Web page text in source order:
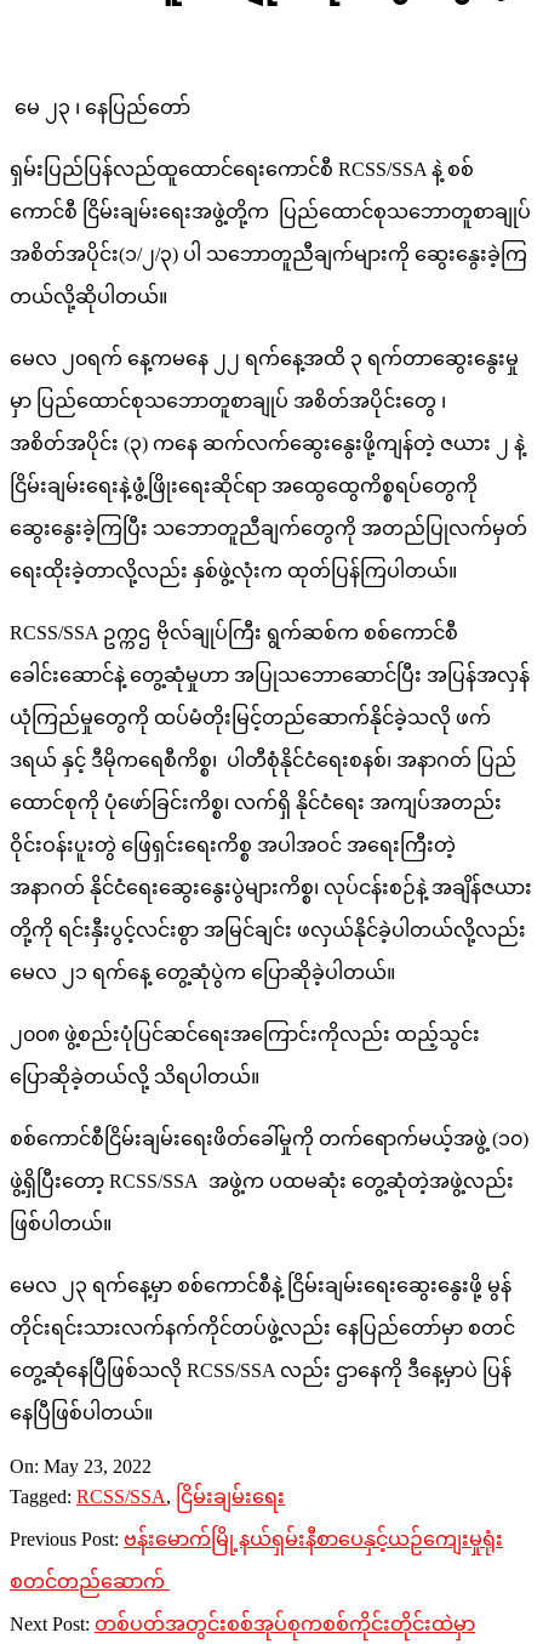
မေ ၂၃ ၊ နေပြည်တော်
ရှမ်းပြည်ပြန်လည်ထူထောင်ရေးကောင်စီ RCSS/SSA နဲ့ စစ်
ကောင်စီ ငြိမ်းချမ်းရေးအဖွဲ့တို့က ပြည်ထောင်စုသဘောတူစာချုပ်
အစိတ်အပိုင်း(၁/၂/၃) ပါ သဘောတူညီချက်များကို ဆွေးနွေးခဲ့ကြ
တယ်လို့ဆိုပါတယ်။​
မေလ ၂၀​ရက် နေ့ကမနေ ၂၂ ရက်နေ့အထိ ၃ ရက်တာဆွေးနွေးမှု
မှာ ပြည်ထောင်စုသဘောတူစာချုပ် အစိတ်အပိုင်းတွေ ၊
အစိတ်အပိုင်း (၃) ကနေ ဆက်လက်ဆွေးနွေးဖို့ကျန်တဲ့ ဇယား ၂ နဲ့
ငြိမ်းချမ်းရေးနဲ့ဖွံ့ဖြိုးရေးဆိုင်ရာ အထွေထွေကိစ္စရပ်တွေကို
ဆွေးနွေးခဲ့ကြပြီး သဘောတူညီချက်တွေကို အတည်ပြုလက်မှတ်
ရေးထိုးခဲ့တာလို့လည်း နှစ်ဖွဲ့လုံးက ထုတ်ပြန်ကြပါတယ်။
RCSS/SSA ဥက္ကဌ ဗိုလ်ချုပ်ကြီး ရွက်ဆစ်က စစ်ကောင်စီ
ခေါင်းဆောင်နဲ့ တွေ့ဆုံမှုဟာ အပြုသဘောဆောင်ပြီး အပြန်အလှန်
ယုံကြည်မှုတွေကို ထပ်မံတိုးမြင့်တည်ဆောက်နိုင်ခဲ့သလို ဖက်
ဒရယ် နှင့် ဒီမိုကရေစီကိစ္စ၊ ပါတီစုံနိုင်ငံရေးစနစ်၊ အနာဂတ် ပြည်
ထောင်စုကို ပုံဖော်ခြင်းကိစ္စ၊ လက်ရှိ နိုင်ငံရေး အကျပ်အတည်း
ဝိုင်းဝန်းပူးတွဲ ဖြေရှင်းရေးကိစ္စ အပါအဝင် အရေးကြီးတဲ့
အနာဂတ် နိုင်ငံရေးဆွေးနွေးပွဲများကိစ္စ၊ လုပ်ငန်းစဉ်နဲ့ အချိန်ဇယား
တို့ကို ရင်းနှီးပွင့်လင်းစွာ အမြင်ချင်း ဖလှယ်နိုင်ခဲ့ပါတယ်လို့လည်း
မေလ ၂၁ ရက်နေ့ တွေ့ဆုံပွဲက ပြောဆိုခဲ့ပါတယ်။
၂၀၀၈ ဖွဲ့စည်းပုံပြင်ဆင်ရေးအကြောင်းကိုလည်း ထည့်သွင်း
ပြောဆိုခဲ့တယ်လို့ သိရပါတယ်။
စစ်ကောင်စီငြိမ်းချမ်းရေးဖိတ်ခေါ်မှုကို တက်ရောက်မယ့်အဖွဲ့ (၁၀)​
ဖွဲ့ရှိပြီးတော့ RCSS/SSA အဖွဲ့က ပထမဆုံး တွေ့ဆုံတဲ့အဖွဲ့လည်း
ဖြစ်ပါတယ်။
မေလ ၂၃ ရက်နေ့မှာ စစ်ကောင်စီနဲ့ ငြိမ်းချမ်းရေးဆွေးနွေးဖို့ မွန်
တိုင်းရင်းသားလက်နက်ကိုင်တပ်ဖွဲ့လည်း နေပြည်တော်မှာ စတင်
တွေ့ဆုံနေပြီဖြစ်သလို RCSS/SSA လည်း ဌာနေကို ဒီနေ့မှာပဲ ပြန်
နေပြီဖြစ်ပါတယ်။
2022-
05-
23
On: May 23, 2022
Tagged: RCSS/SSA, ငြိမ်းချမ်းရေး
Previous Post: ဗန်းမောက်မြို့နယ်ရှမ်းနီစာပေနှင့်ယဉ်ကျေးမှုရုံး
စတင်တည်ဆောက်
Next Post: တစ်ပတ်အတွင်းစစ်အုပ်စုကစစ်ကိုင်းတိုင်းထဲမှာ